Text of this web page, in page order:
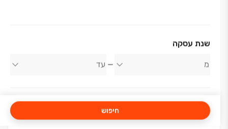
שנת עסקה
חיפוש
אודות החברה
אייל פרץ יזמות ונדל"ן